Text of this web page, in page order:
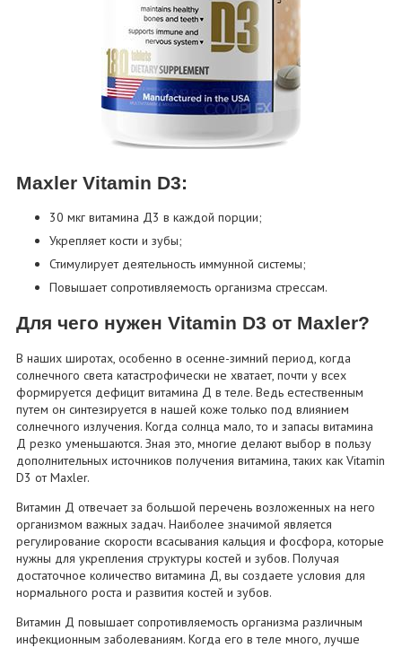
Maxler Vitamin D3:
30 мкг витамина Д3 в каждой порции;
Укрепляет кости и зубы;
Стимулирует деятельность иммунной системы;
Повышает сопротивляемость организма стрессам.
Для чего нужен Vitamin D3 от Maxler?
В наших широтах, особенно в осенне-зимний период, когда
солнечного света катастрофически не хватает, почти у всех
формируется дефицит витамина Д в теле. Ведь естественным
путем он синтезируется в нашей коже только под влиянием
солнечного излучения. Когда солнца мало, то и запасы витамина
Д резко уменьшаются. Зная это, многие делают выбор в пользу
дополнительных источников получения витамина, таких как Vitamin
D3 от Maxler.
Витамин Д отвечает за большой перечень возложенных на него
организмом важных задач. Наиболее значимой является
регулирование скорости всасывания кальция и фосфора, которые
нужны для укрепления структуры костей и зубов. Получая
достаточное количество витамина Д, вы создаете условия для
нормального роста и развития костей и зубов.
Витамин Д повышает сопротивляемость организма различным
инфекционным заболеваниям. Когда его в теле много, лучше